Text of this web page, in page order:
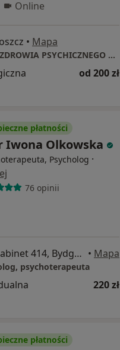
Online
• Mapa
AUXILIUM - PORADNIA ZDROWIA PSYCHICZNEGO LECZENIA OTYŁOŚCI I ZABURZEŃ ODŻYWIANIA
od 200 zł
płatności
Iwona Olkowska
Psycholog ·
76 opinii
Królowej Jadwigi 18, gabinet 414, Bydgoszcz • Mapa
psychoterapeuta
220 zł
płatności